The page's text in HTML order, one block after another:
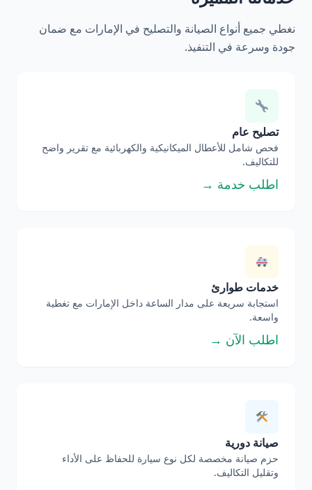
نغطي جميع أنواع الصيانة والتصليح في الإمارات مع ضمان
جودة وسرعة في التنفيذ.
تصليح عام
فحص شامل للأعطال الميكانيكية والكهربائية مع تقرير واضح
للتكاليف.
اطلب خدمة →
خدمات طوارئ
استجابة سريعة على مدار الساعة داخل الإمارات مع تغطية
واسعة.
اطلب الآن →
صيانة دورية
حزم صيانة مخصصة لكل نوع سيارة للحفاظ على الأداء
وتقليل التكاليف.